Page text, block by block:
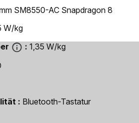
SM8550-AC Snapdragon 8
W/kg
1,35 W/kg
Bluetooth-Tastatur